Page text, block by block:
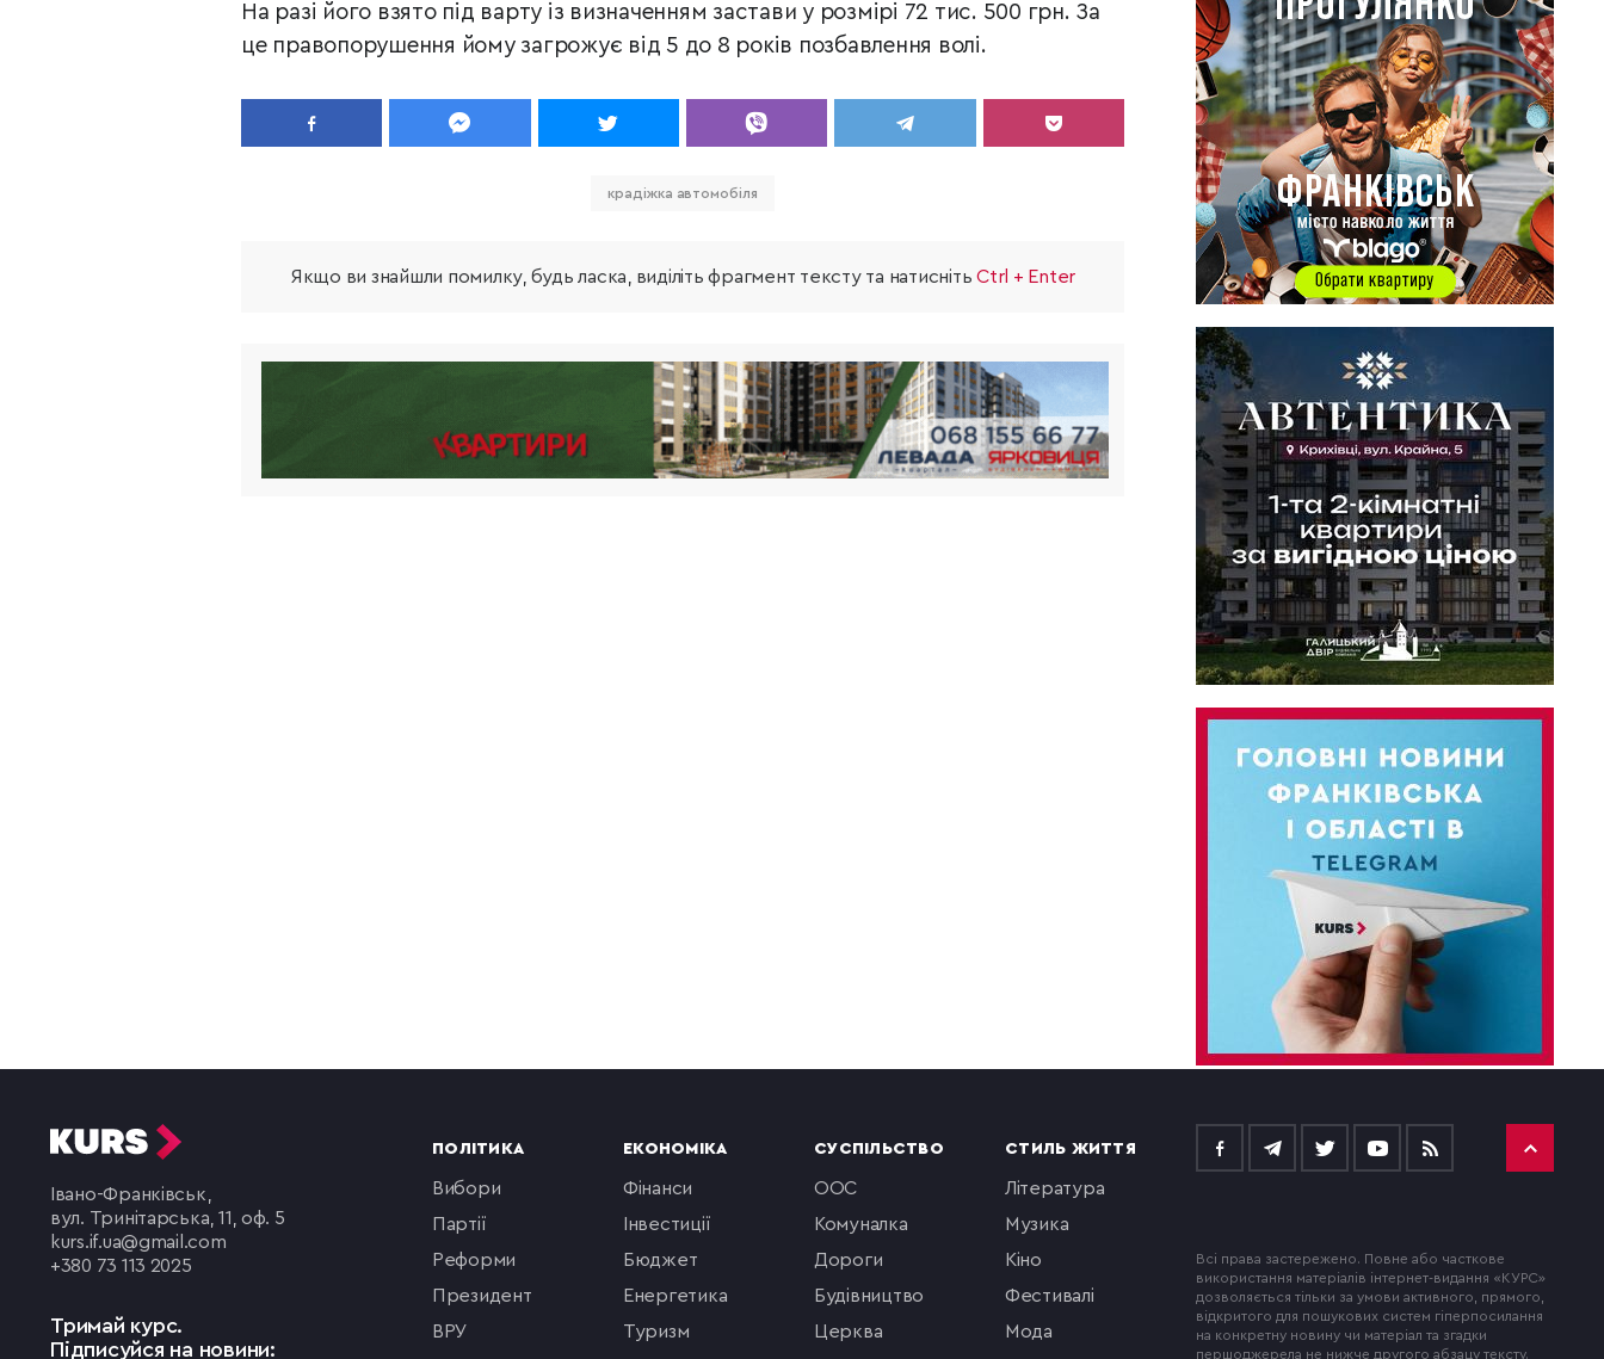
На разі його взято під варту із визначенням застави у розмірі 72 тис. 500 грн. За
це правопорушення йому загрожує від 5 до 8 років позбавлення волі.
крадіжка автомобіля
Якщо ви знайшли помилку, будь ласка, виділіть фрагмент тексту та натиснітьCtrl + Enter
Івано-Франківськ,
вул. Тринітарська, 11, оф. 5
kurs.if.ua@gmail.com
+380 73 113 2025
Тримай курс.
Підписуйся на новини:
ПОЛІТИКА
вибори
партії
реформи
президент
ВРУ
ЕКОНОМІКА
фінанси
інвестиції
бюджет
енергетика
туризм
СУСПІЛЬСТВО
ООС
комуналка
Дороги
будівництво
церква
СТИЛЬ ЖИТТЯ
література
музика
кіно
фестивалі
мода
Всі права застережено. Повне або часткове
використання матеріалів інтернет-видання «КУРС»
дозволяється тільки за умови активного, прямого,
відкритого для пошукових систем гіперпосилання
на конкретну новину чи матеріал та згадки
першоджерела не нижче другого абзацу тексту.